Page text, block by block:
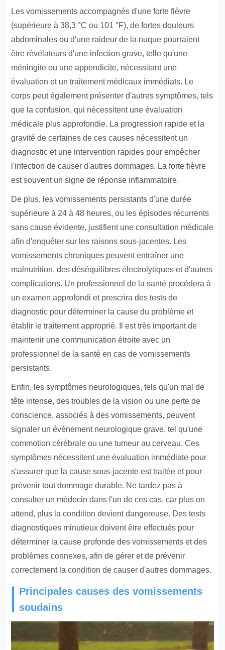
Les vomissements accompagnés d'une forte fièvre
(supérieure à 38,3 °C ou 101 °F), de fortes douleurs
abdominales ou d'une raideur de la nuque pourraient
être révélateurs d'une infection grave, telle qu'une
méningite ou une appendicite, nécessitant une
évaluation et un traitement médicaux immédiats. Le
corps peut également présenter d'autres symptômes, tels
que la confusion, qui nécessitent une évaluation
médicale plus approfondie. La progression rapide et la
gravité de certaines de ces causes nécessitent un
diagnostic et une intervention rapides pour empêcher
l'infection de causer d'autres dommages. La forte fièvre
est souvent un signe de réponse inflammatoire.
De plus, les vomissements persistants d'une durée
supérieure à 24 à 48 heures, ou les épisodes récurrents
sans cause évidente, justifient une consultation médicale
afin d'enquêter sur les raisons sous-jacentes. Les
vomissements chroniques peuvent entraîner une
malnutrition, des déséquilibres électrolytiques et d'autres
complications. Un professionnel de la santé procédera à
un examen approfondi et prescrira des tests de
diagnostic pour déterminer la cause du problème et
établir le traitement approprié. Il est très important de
maintenir une communication étroite avec un
professionnel de la santé en cas de vomissements
persistants.
Enfin, les symptômes neurologiques, tels qu'un mal de
tête intense, des troubles de la vision ou une perte de
conscience, associés à des vomissements, peuvent
signaler un événement neurologique grave, tel qu'une
commotion cérébrale ou une tumeur au cerveau. Ces
symptômes nécessitent une évaluation immédiate pour
s'assurer que la cause sous-jacente est traitée et pour
prévenir tout dommage durable. Ne tardez pas à
consulter un médecin dans l'un de ces cas, car plus on
attend, plus la condition devient dangereuse. Des tests
diagnostiques minutieux doivent être effectués pour
déterminer la cause profonde des vomissements et des
problèmes connexes, afin de gérer et de prévenir
correctement la condition de causer d'autres dommages.
Principales causes des vomissements
soudains